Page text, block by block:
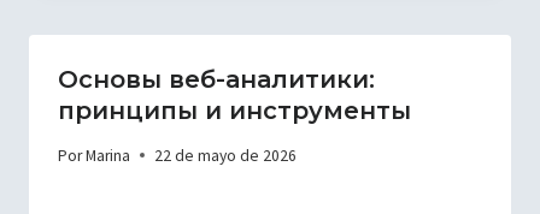
Основы веб-аналитики:
принципы и инструменты
PorMarina 22 de mayo de 2026